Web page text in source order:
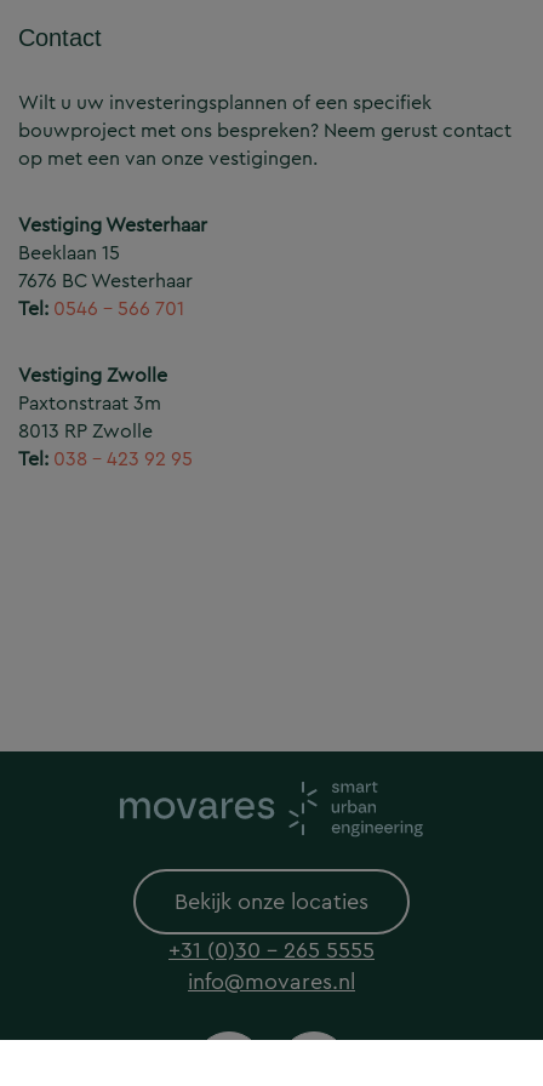
Contact
Wilt u uw investeringsplannen of een specifiek
bouwproject met ons bespreken? Neem gerust contact
op met een van onze vestigingen.
Vestiging Westerhaar
Beeklaan 15
7676 BC Westerhaar
Tel: 0546 – 566 701
Vestiging Zwolle
Paxtonstraat 3m
8013 RP Zwolle
Tel: 038 – 423 92 95
Bekijk onze locaties
+31 (0)30 - 265 5555
info@movares.nl